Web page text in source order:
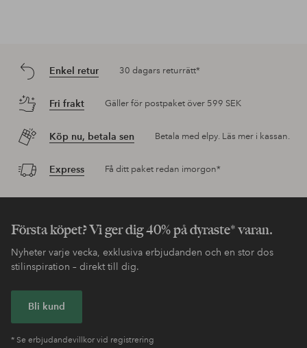
Enkel retur 30 dagars returrätt*
Fri frakt Gäller för postpaket över 599 SEK
Köp nu, betala sen Betala med elpy. Läs mer i kassan.
Express Få ditt paket redan imorgon*
Första köpet? Vi ger dig 40% på dyraste* varan.
Nyheter varje vecka, exklusiva erbjudanden och en stor dos
stilinspiration – direkt till dig.
Bli kund
* Se erbjudandevillkor vid registrering